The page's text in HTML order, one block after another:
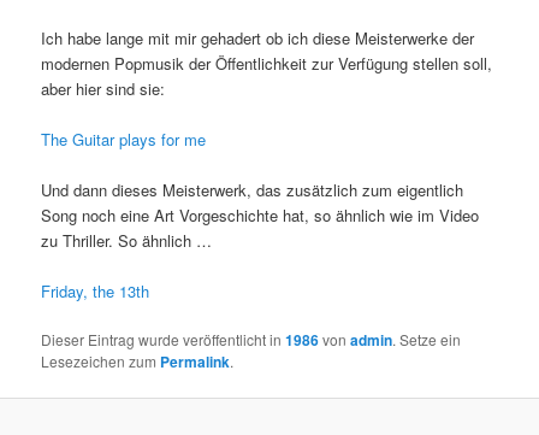
Ich habe lange mit mir gehadert ob ich diese Meisterwerke der
modernen Popmusik der Öffentlichkeit zur Verfügung stellen soll,
aber hier sind sie:
The Guitar plays for me
Und dann dieses Meisterwerk, das zusätzlich zum eigentlich
Song noch eine Art Vorgeschichte hat, so ähnlich wie im Video
zu Thriller. So ähnlich …
Friday, the 13th
Dieser Eintrag wurde veröffentlicht in1986vonadmin. Setze ein
Lesezeichen zum Permalink.